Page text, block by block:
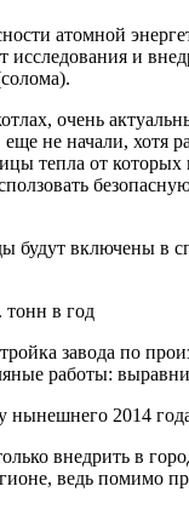
атомной
и
очень
не начали, хотя
тепла от
включены в
завода по
работы:
2014
внедрить в
ведь помимо